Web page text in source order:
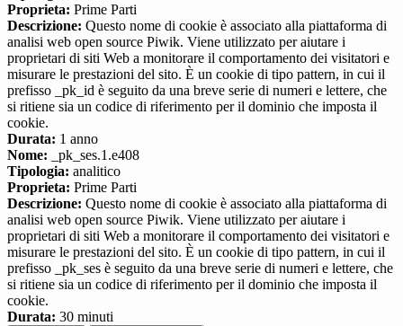
Proprieta: Prime Parti
Descrizione: Questo nome di cookie è associato alla piattaforma di
analisi web open source Piwik. Viene utilizzato per aiutare i
proprietari di siti Web a monitorare il comportamento dei visitatori e
misurare le prestazioni del sito. È un cookie di tipo pattern, in cui il
prefisso _pk_id è seguito da una breve serie di numeri e lettere, che
si ritiene sia un codice di riferimento per il dominio che imposta il
cookie.
Durata: 1 anno
Nome: _pk_ses.1.e408
Tipologia: analitico
Proprieta: Prime Parti
Descrizione: Questo nome di cookie è associato alla piattaforma di
analisi web open source Piwik. Viene utilizzato per aiutare i
proprietari di siti Web a monitorare il comportamento dei visitatori e
misurare le prestazioni del sito. È un cookie di tipo pattern, in cui il
prefisso _pk_ses è seguito da una breve serie di numeri e lettere, che
si ritiene sia un codice di riferimento per il dominio che imposta il
cookie.
Durata: 30 minuti